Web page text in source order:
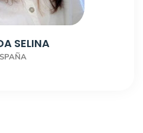
SELINA